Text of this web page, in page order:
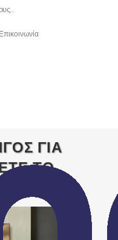
Επικοινωνία
ΓΙΑ
ΤΟ